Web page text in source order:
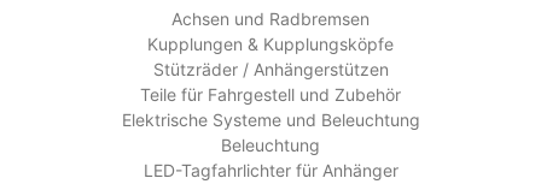
Achsen und Radbremsen
Kupplungen & Kupplungsköpfe
Stützräder / Anhängerstützen
Teile für Fahrgestell und Zubehör
Elektrische Systeme und Beleuchtung
Beleuchtung
LED-Tagfahrlichter für Anhänger